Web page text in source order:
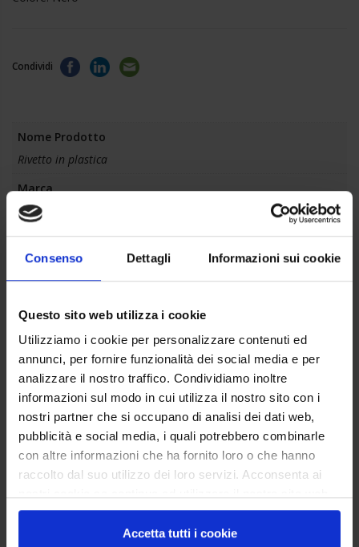
Consenso Dettagli Informazioni sui cookie
Questo sito web utilizza i cookie
Utilizziamo i cookie per personalizzare contenuti ed
annunci, per fornire funzionalità dei social media e per
analizzare il nostro traffico. Condividiamo inoltre
informazioni sul modo in cui utilizza il nostro sito con i
nostri partner che si occupano di analisi dei dati web,
pubblicità e social media, i quali potrebbero combinarle
con altre informazioni che ha fornito loro o che hanno
raccolto dal suo utilizzo dei loro servizi. Acconsenta ai
Accetta tutti i cookie
Condividi
Nome Prodotto
Rivetto in plastica
Marca
Gen-Art
Materiale
Nylon poliammide
nero
Ref. OEM
51161881149
Prodotti correlati